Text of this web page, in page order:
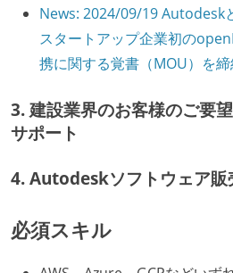
News: 2024/09/19 Autodesk
スタートアップ企業初の
携に関する覚書（MOU）を
3. 建設業界のお客様のご要
サポート
4. Autodeskソフトウェア販
必須スキル